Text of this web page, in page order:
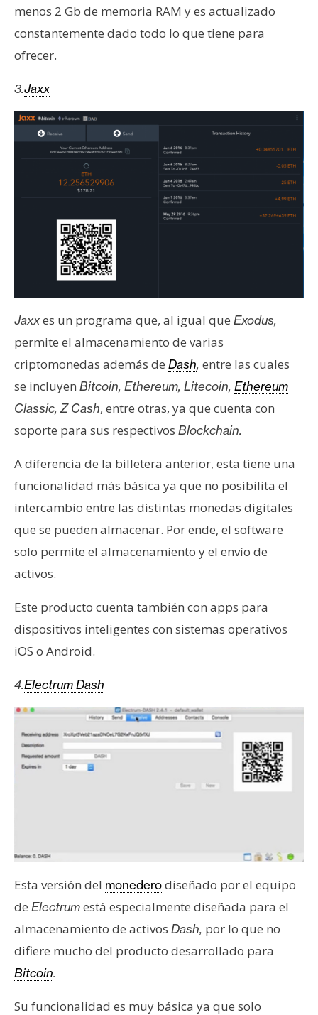
menos 2 Gb de memoria RAM y es actualizado
constantemente dado todo lo que tiene para
ofrecer.
3.Jaxx
Jaxxes un programa que, al igual que Exodus,
permite el almacenamiento de varias
criptomonedas además de Dash, entre las cuales
se incluyen Bitcoin, Ethereum, Litecoin, Ethereum
Classic, Z Cash, entre otras, ya que cuenta con
soporte para sus respectivos Blockchain.
A diferencia de la billetera anterior, esta tiene una
funcionalidad más básica ya que no posibilita el
intercambio entre las distintas monedas digitales
que se pueden almacenar. Por ende, el software
solo permite el almacenamiento y el envío de
activos.
Este producto cuenta también con apps para
dispositivos inteligentes con sistemas operativos
iOS o Android.
4.Electrum Dash
Esta versión del monederodiseñado por el equipo
de Electrumestá especialmente diseñada para el
almacenamiento de activos Dash, por lo que no
difiere mucho del producto desarrollado para
Bitcoin.
Su funcionalidad es muy básica ya que solo